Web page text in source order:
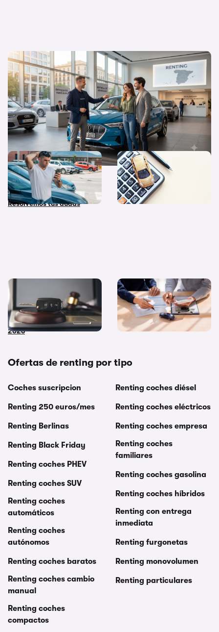
Flexibilidad o propiedad: ¿Por qué el
renting triunfa cada vez más en España?
¿Qué diferencias hay entre
coche nuevo, coche de
stock y coche de Km 0?
Resolvemos tus dudas
Quiero un coche nuevo… ¿lo
pago al contado o financio
su compra?
Coches de subasta pública:
dónde y cómo comprar
coches embargados en
2026
Diferencias entre
financiación y renting ¿Cuál
me interesa más?
Ofertas de renting por tipo
Coches suscripcion
Renting 250 euros/mes
Renting Berlinas
Renting Black Friday
Renting coches PHEV
Renting coches SUV
Renting coches
automáticos
Renting coches
autónomos
Renting coches baratos
Renting coches cambio
manual
Renting coches
compactos
Renting coches diésel
Renting coches eléctricos
Renting coches empresa
Renting coches
familiares
Renting coches gasolina
Renting coches híbridos
Renting con entrega
inmediata
Renting furgonetas
Renting monovolumen
Renting particulares